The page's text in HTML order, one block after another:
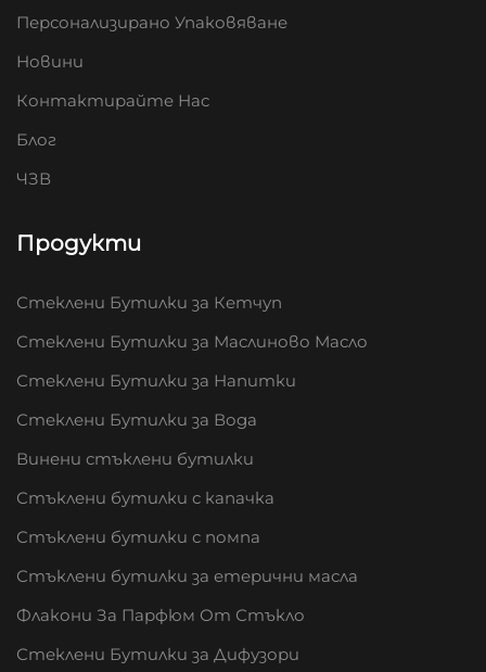
Персонализирано Упаковяване
Новини
Контактирайте Нас
Блог
ЧЗВ
Продукти
Стеклени Бутилки за Кетчуп
Стеклени Бутилки за Маслиново Масло
Стеклени Бутилки за Напитки
Стеклени Бутилки за Вода
Винени стъклени бутилки
Стъклени бутилки с капачка
Стъклени бутилки с помпа
Стъклени бутилки за етерични масла
Флакони За Парфюм От Стъкло
Стеклени Бутилки за Дифузори